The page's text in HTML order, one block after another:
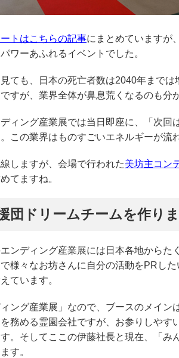
トはこちらの記事にまとめていますが
ワーあふれるイベントでした。
ても、日本の死亡者数は2040年まで
すが、業界全体が鼻息荒くなるのも分
ィング産業展では当日即座に、「次回
この業界はものすごいエネルギーが流
しますが、会場で行われた美坊主コン
てますね。
団ドリームチームを作り
ンディング産業展には日本各地から
様々なお坊さんに自分の活動をPRし
ています。
ング産業展」なので、ブースのメイ
務める霊園会社ですが、お参りしや
。そしてここの伊藤社長と現在、「み
す。